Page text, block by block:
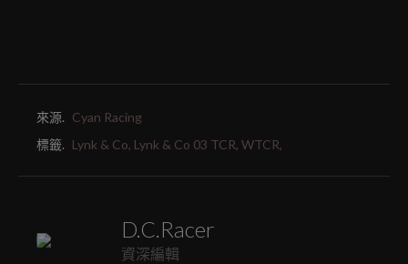
來源. Cyan Racing
標籤. Lynk & Co, Lynk & Co 03 TCR, WTCR,
D.C.Racer
資深編輯